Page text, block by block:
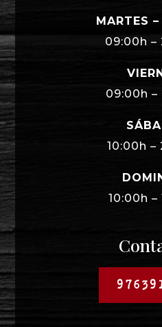
MARTES
09:00h –
09:00h –
10:00h –
10:00h –